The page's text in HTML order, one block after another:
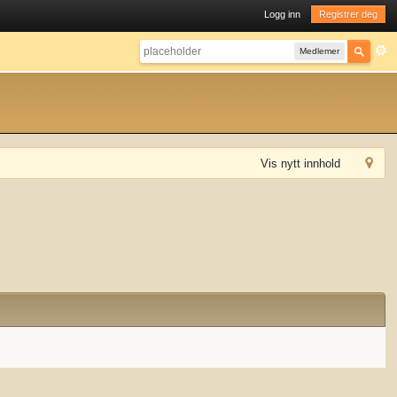
Logg inn Registrer deg
Medlemer
Vis nytt innhold